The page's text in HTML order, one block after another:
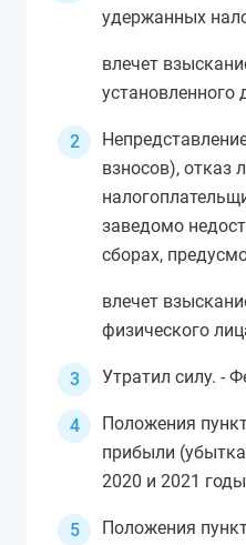
удержанных
влечет
установленного
взносов), отказ
заведомо
сборах,
влечет
физического
Утратил силу. -
Положения
прибыли
2020 и 2021
Положения